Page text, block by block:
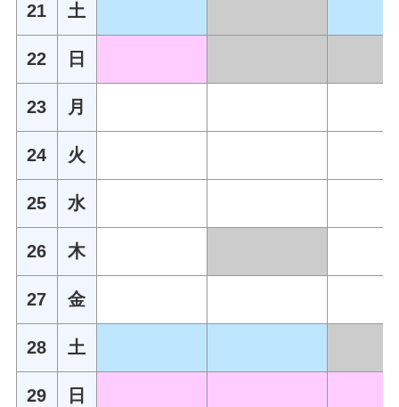
21 土
22 日
23 月
24 火
25 水
26 木
27 金
28 土
29 日